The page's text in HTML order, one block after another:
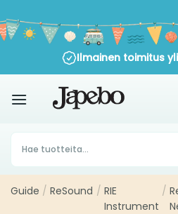
sisältöön
Ilmainen toimitus yli
Products
search
Guide / ReSound / RIE
Instrument
/